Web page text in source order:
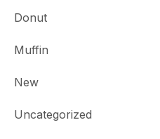
Donut
Muffin
New
Uncategorized